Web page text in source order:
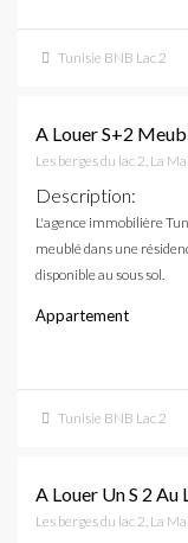
Tunisie BNB Lac 2
A Louer S+2
Les berges du lac 2, La
Description:
L'agence immobilière
meublé dans une
disponible au sous sol.
Appartement
Tunisie BNB Lac 2
A Louer Un S 2 Au
Les berges du lac 2, La